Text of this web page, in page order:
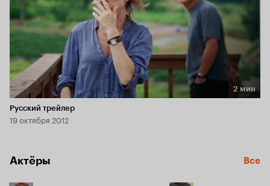
Длительность 2 мин
2 мин
Русский трейлер
19 октября 2012
Актёры Все